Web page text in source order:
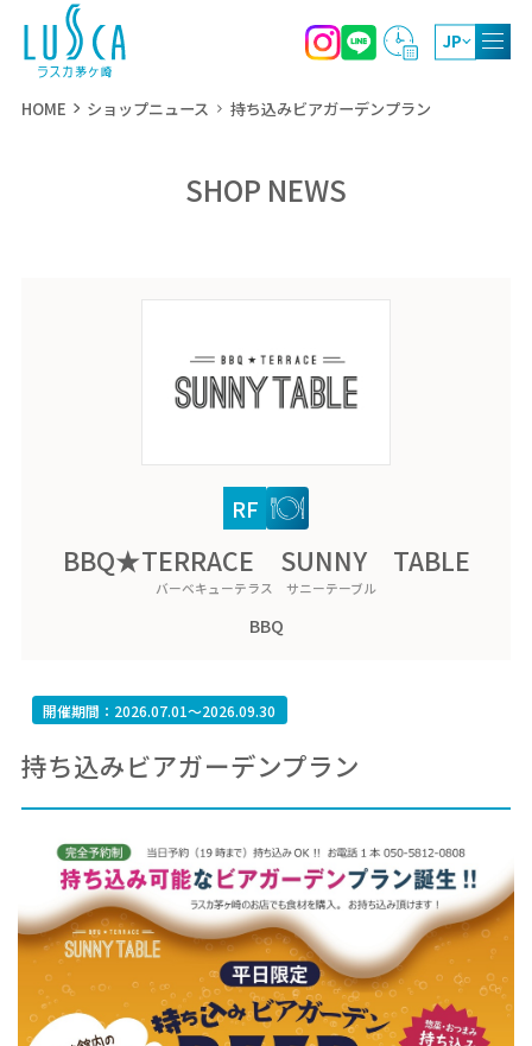
10:00～19:00
JP
HOME ショップニュース 持ち込みビアガーデンプラン
SHOP NEWS
RF
BBQ★TERRACE SUNNY TABLE
バーベキューテラス サニーテーブル
BBQ
開催期間：2026.07.01～2026.09.30
持ち込みビアガーデンプラン